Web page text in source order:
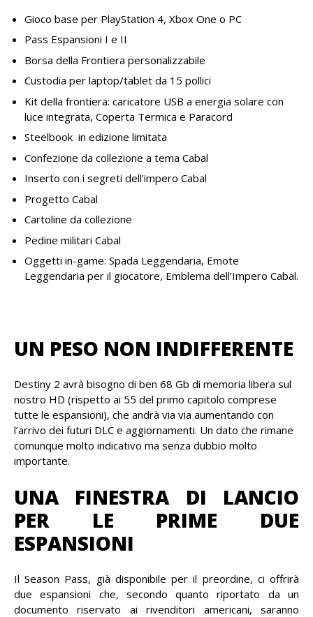
Gioco base per PlayStation 4, Xbox One o PC
Pass Espansioni I e II
Borsa della Frontiera personalizzabile
Custodia per laptop/tablet da 15 pollici
Kit della frontiera: caricatore USB a energia solare con
luce integrata, Coperta Termica e Paracord
Steelbook in edizione limitata
Confezione da collezione a tema Cabal
Inserto con i segreti dell’impero Cabal
Progetto Cabal
Cartoline da collezione
Pedine militari Cabal
Oggetti in-game: Spada Leggendaria, Emote
Leggendaria per il giocatore, Emblema dell’Impero Cabal.
UN PESO NON INDIFFERENTE
Destiny 2 avrà bisogno di ben 68 Gb di memoria libera sul
nostro HD (rispetto ai 55 del primo capitolo comprese
tutte le espansioni), che andrà via via aumentando con
l’arrivo dei futuri DLC e aggiornamenti. Un dato che rimane
comunque molto indicativo ma senza dubbio molto
importante.
UNA FINESTRA DI LANCIO
PER LE PRIME DUE
ESPANSIONI
Il Season Pass, già disponibile per il preordine, ci offrirà
due espansioni che, secondo quanto riportato da un
documento riservato ai rivenditori americani, saranno